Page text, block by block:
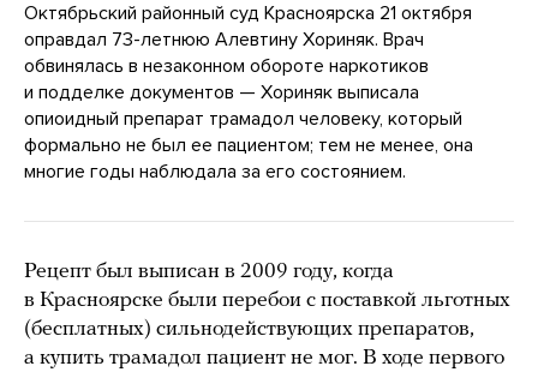
Октябрьский районный суд Красноярска 21 октября
оправдал 73-летнюю Алевтину Хориняк. Врач
обвинялась в незаконном обороте наркотиков
и подделке документов — Хориняк выписала
опиоидный препарат трамадол человеку, который
формально не был ее пациентом; тем не менее, она
многие годы наблюдала за его состоянием.
Рецепт был выписан в 2009 году, когда
в Красноярске были перебои с поставкой льготных
(бесплатных) сильнодействующих препаратов,
а купить трамадол пациент не мог. В ходе первого